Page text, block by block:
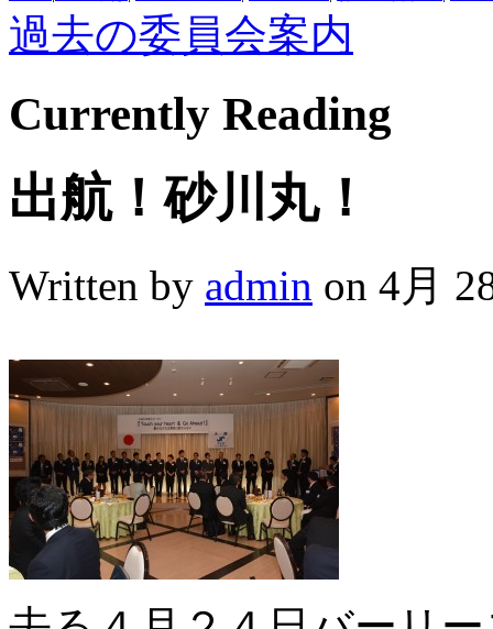
過去の委員会案内
Currently Reading
出航！砂川丸！
Written by admin on 4月